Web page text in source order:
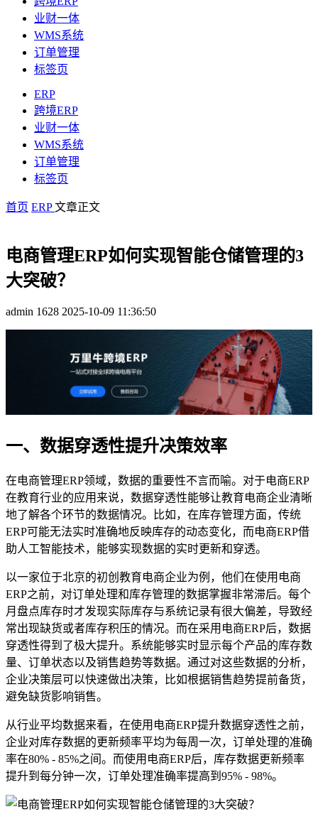
业财一体
WMS系统
订单管理
标签页
ERP
跨境ERP
业财一体
WMS系统
订单管理
标签页
首页 ERP文章正文
电商管理ERP如何实现智能仓储管理的3
大突破？
admin 1628 2025-10-09 11:36:50
一、数据穿透性提升决策效率
在电商管理ERP领域，数据的重要性不言而喻。对于电商ERP
在教育行业的应用来说，数据穿透性能够让教育电商企业清晰
地了解各个环节的数据情况。比如，在库存管理方面，传统
ERP可能无法实时准确地反映库存的动态变化，而电商ERP借
助人工智能技术，能够实现数据的实时更新和穿透。
以一家位于北京的初创教育电商企业为例，他们在使用电商
ERP之前，对订单处理和库存管理的数据掌握非常滞后。每个
月盘点库存时才发现实际库存与系统记录有很大偏差，导致经
常出现缺货或者库存积压的情况。而在采用电商ERP后，数据
穿透性得到了极大提升。系统能够实时显示每个产品的库存数
量、订单状态以及销售趋势等数据。通过对这些数据的分析，
企业决策层可以快速做出决策，比如根据销售趋势提前备货，
避免缺货影响销售。
从行业平均数据来看，在使用电商ERP提升数据穿透性之前，
企业对库存数据的更新频率平均为每周一次，订单处理的准确
率在80% - 85%之间。而使用电商ERP后，库存数据更新频率
提升到每分钟一次，订单处理准确率提高到95% - 98%。